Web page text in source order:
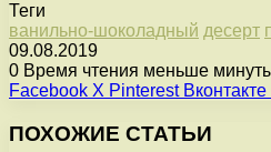
Теги
ванильно-шоколадный десерт
09.08.2019
0 Время чтения меньше
Facebook X Pinterest Вконтакте
ПОХОЖИЕ СТАТЬИ